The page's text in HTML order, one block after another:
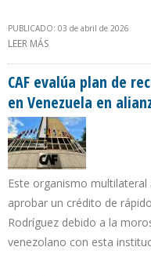
PUBLICADO: 03 de abril de 2026
LEER MÁS
CAF evalúa plan de
en Venezuela en
Este organismo
aprobar un crédito de
Rodríguez debido a la
venezolano con esta